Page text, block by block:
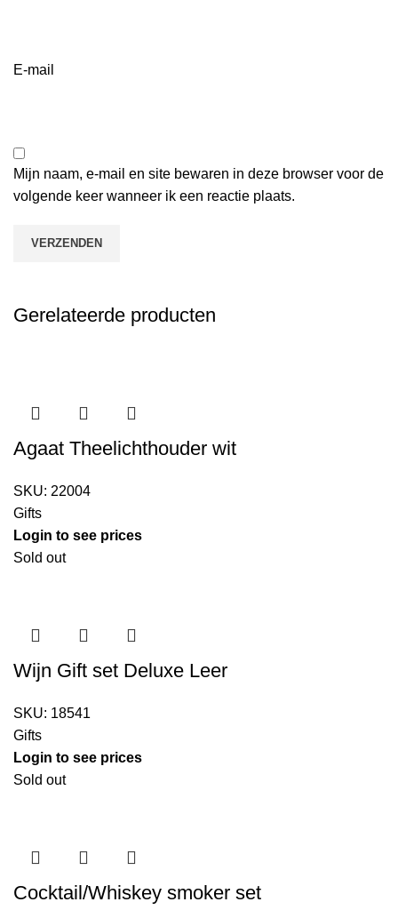
E-mail
Mijn naam, e-mail en site bewaren in deze browser voor de
volgende keer wanneer ik een reactie plaats.
Gerelateerde producten
Agaat Theelichthouder wit
SKU: 22004
Gifts
Login to see prices
Sold out
Wijn Gift set Deluxe Leer
SKU: 18541
Gifts
Login to see prices
Sold out
Cocktail/Whiskey smoker set